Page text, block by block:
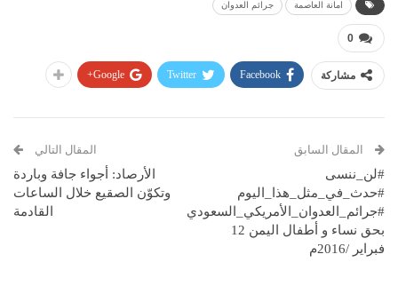
امانة العاصمة جرائم العدوان
0
مشاركة Facebook
Twitter
Google+
المقال السابق
#لن_ننسى
#حدث_في_مثل_هذا_اليوم
#جرائم_العدوان_الأمريكي_السعودي
بحق نساء و أطفال اليمن 12
فبراير /2016م
المقال التالي
الأرصاد: أجواء جافة وباردة
وتكوّن الصقيع خلال الساعات
القادمة